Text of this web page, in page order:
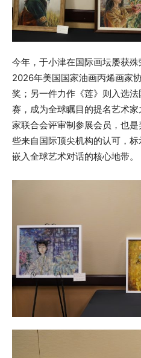
今年，于小津在国际画坛屡获
2026年美国国家油画丙烯画家
奖；另一件力作《莲》则入选
赛，成为全球瞩目的提名艺术
家联合会评审制参展会员，也
些来自国际顶尖机构的认可，
嵌入全球艺术对话的核心地带。